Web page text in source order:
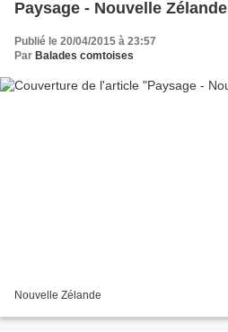
Paysage - Nouvelle Zélande
Publié le 20/04/2015 à 23:57
Par Balades comtoises
Nouvelle Zélande